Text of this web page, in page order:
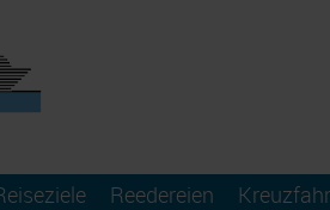
Reedereien